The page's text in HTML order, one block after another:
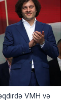
VMH və